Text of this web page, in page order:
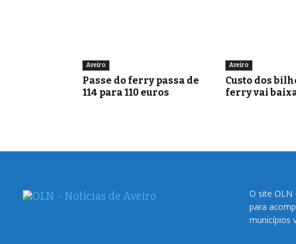
Aveiro
Passe do ferry passa de
114 para 110 euros
Aveiro
Custo dos
ferry vai
O site OLN
para
municípios